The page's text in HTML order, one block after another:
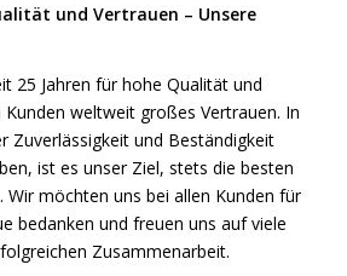
und Vertrauen – Unsere
25 Jahren für hohe Qualität und
weltweit großes Vertrauen. In
Zuverlässigkeit und Beständigkeit
ist es unser Ziel, stets die besten
Wir möchten uns bei allen Kunden für
bedanken und freuen uns auf viele
Zusammenarbeit.